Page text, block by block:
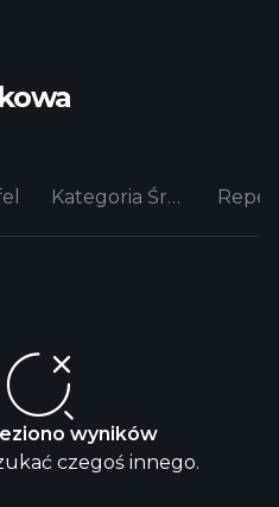
Kategoria Średnia Reper
wyników
czegoś innego.